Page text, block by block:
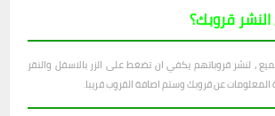
قروبك؟
، لنشر قروباتهم يكفي ان تضغط على الزر بالاسفل والنقر
عن قروبك وستم اصافة القروب قريبا.